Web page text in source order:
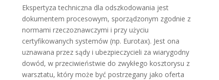
Ekspertyza techniczna dla odszkodowania jest
dokumentem procesowym, sporządzonym zgodnie z
normami rzeczoznawczymi i przy użyciu
certyfikowanych systemów (np. Eurotax). Jest ona
uznawana przez sądy i ubezpieczycieli za wiarygodny
dowód, w przeciwieństwie do zwykłego kosztorysu z
warsztatu, który może być postrzegany jako oferta